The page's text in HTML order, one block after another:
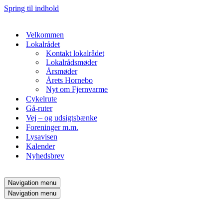
Spring til indhold
Velkommen
Lokalrådet
Kontakt lokalrådet
Lokalrådsmøder
Årsmøder
Årets Hornebo
Nyt om Fjernvarme
Cykelrute
Gå-ruter
Vej – og udsigtsbænke
Foreninger m.m.
Lysavisen
Kalender
Nyhedsbrev
Navigation menu
Navigation menu